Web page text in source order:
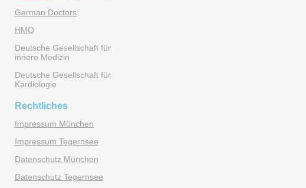
German Doctors
HMO
Deutsche Gesellschaft für
innere Medizin
Deutsche Gesellschaft für
Kardiologie
Rechtliches
Impressum München
Impressum Tegernsee
Datenschutz München
Datenschutz Tegernsee